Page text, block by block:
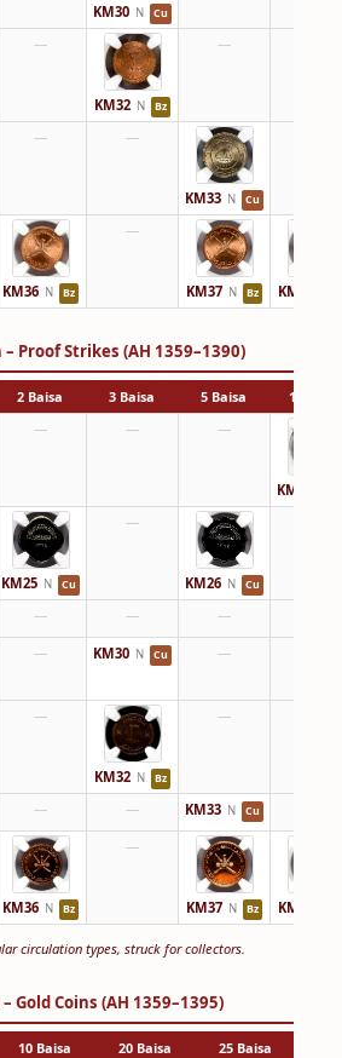
KM30 N Cu
—
KM32 N Bz
—
— —
KM33 N Cu
KM36 N Bz
—
KM37 N Bz KM38
Proof Strikes (AH 1359–1390)
2 Baisa 3 Baisa 5 Baisa
10 Baisa
— — —
KM22
KM25 N Cu
—
KM26 N Cu
— — —
— KM30 N Cu —
—
KM32 N Bz
—
— — KM33 N Cu
KM36 N Bz
—
KM37 N Bz KM38
circulation types, struck for collectors.
Gold Coins (AH 1359–1395)
10 Baisa 20 Baisa 25 Baisa